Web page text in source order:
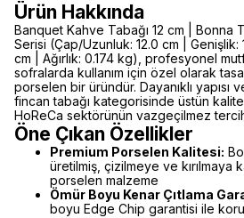
Ürün Hakkında
Banquet Kahve Tabağı 12 cm | Bonna
Serisi (Çap/Uzunluk: 12.0 cm | Genişlik:
cm | Ağırlık: 0.174 kg), profesyonel
sofralarda kullanım için özel olarak
porselen bir üründür. Dayanıklı yapısı
fincan tabağı kategorisinde üstün
HoReCa sektörünün vazgeçilmez
Öne Çıkan Özellikler
Premium Porselen Kalitesi:
üretilmiş, çizilmeye ve kırılmaya
porselen malzeme
Ömür Boyu Kenar Çıtlama
boyu Edge Chip garantisi ile